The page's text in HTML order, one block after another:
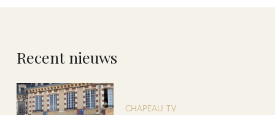
Recent nieuws
CHAPEAU TV